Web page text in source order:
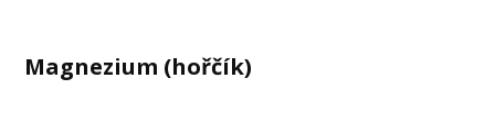
Magnezium (hořčík)